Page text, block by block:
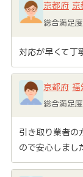
京都府 京
総合満足
対応が早くて丁
京都府 福
総合満足
引き取り業者の
ので安心しまし